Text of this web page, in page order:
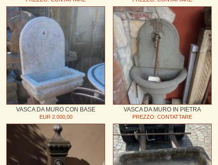
VASCA DA MURO CON BASE
EUR 2.000,00
VASCA DA MURO IN PIETRA
PREZZO: CONTATTARE